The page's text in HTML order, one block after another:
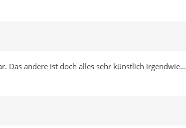
Das andere ist doch alles sehr künstlich irgendwie...